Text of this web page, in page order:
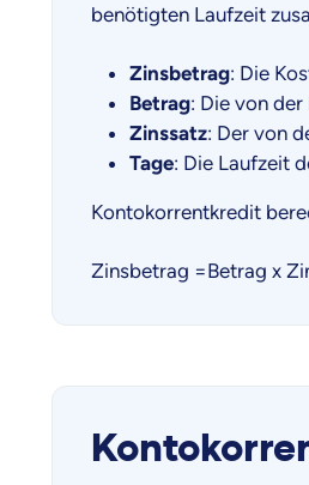
benötigten Laufzeit
Zinsbetrag: Die
Betrag: Die von der
Zinssatz: Der von
Tage: Die Laufzeit
Kontokorrentkredit
Zinsbetrag =Betrag x